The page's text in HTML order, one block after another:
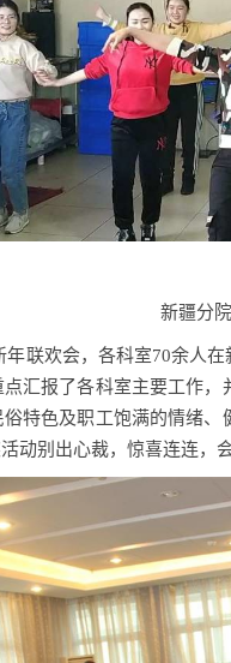
新疆分
年联欢会，各科室70余人在
汇报了各科室主要工作，
特色及职工饱满的情绪
动别出心裁，惊喜连连，